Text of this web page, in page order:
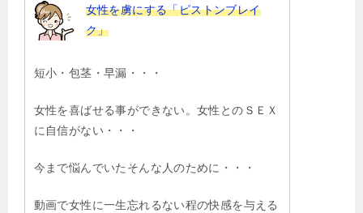
女性を虜にする「ピストンブレイ
ク」
短小・包茎・早漏・・・
女性を喜ばせる事ができない。女性とのＳＥＸ
に自信がない・・・
今まで悩んでいたそんな人のために・・・
動画で女性に一生忘れるない程の快感を与える